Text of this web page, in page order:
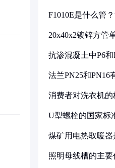
F1010E是什么管
20x40x2镀锌方管
抗渗混凝土中P6
法兰PN25和PN16
消费者对洗衣机
U型螺栓的国家标
煤矿用电热取暖
照明母线槽的主要